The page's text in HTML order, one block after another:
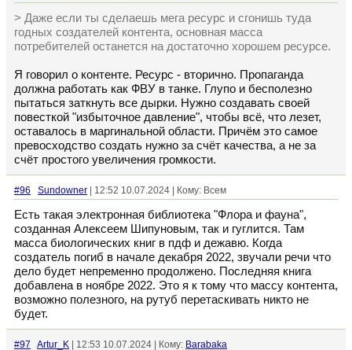
> Даже если ты сделаешь мега ресурс и сгонишь туда
годных создателей контента, основная масса
потребителей останется на достаточно хорошем ресурсе.
Я говорил о контенте. Ресурс - вторично. Пропаганда
должна работать как ФВУ в танке. Глупо и бесполезно
пытаться заткнуть все дырки. Нужно создавать своей
повесткой "избыточное давление", чтобы всё, что лезет,
оставалось в маргинальной области. Причём это самое
превосходство создать нужно за счёт качества, а не за
счёт простого увеличения громкости.
#96 Sundowner | 12:52 10.07.2024 | Кому: Всем
Есть такая электронная библиотека "Флора и фауна",
созданная Алексеем Шипуновым, так и гуглится. Там
масса биологических книг в пдф и дежавю. Когда
создатель погиб в начале декабря 2022, звучали речи что
дело будет непременно продолжено. Последняя книга
добавлена в ноябре 2022. Это я к тому что массу контента,
возможно полезного, на рутуб перетаскивать никто не
будет.
#97 Artur_K | 12:53 10.07.2024 | Кому: Barabaka